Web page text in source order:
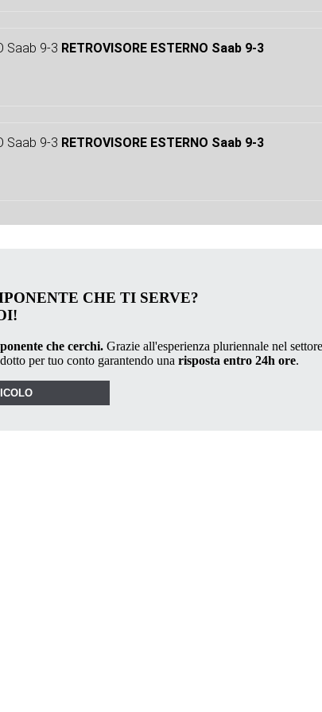
RETROVISORE ESTERNO Saab 9-3
RETROVISORE ESTERNO Saab 9-3
CHE TI SERVE?
che cerchi. Grazie all'esperienza pluriennale nel
per tuo conto garantendo una risposta entro 24h ore.